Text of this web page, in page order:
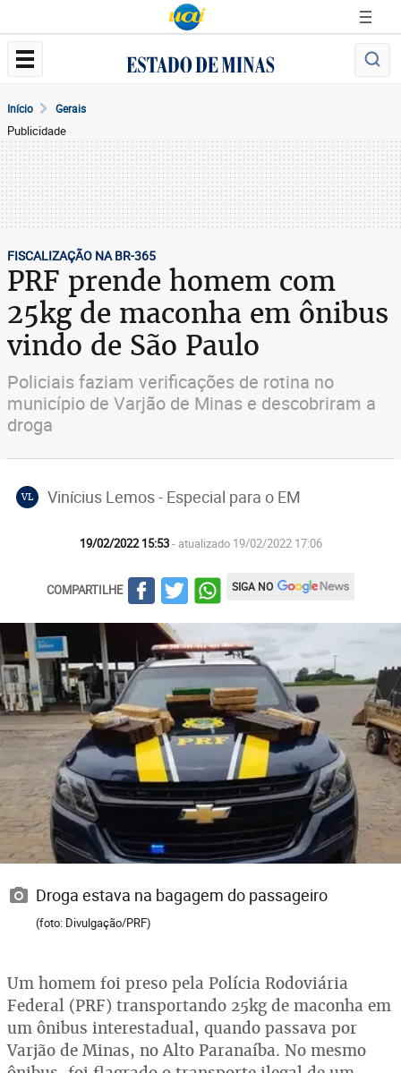
Início Gerais
Publicidade
FISCALIZAÇÃO NA BR-365
PRF prende homem com
25kg de maconha em ônibus
vindo de São Paulo
Policiais faziam verificações de rotina no
município de Varjão de Minas e descobriram a
droga
VL Vinícius Lemos - Especial para o EM
19/02/2022 15:53- atualizado 19/02/2022 17:06
COMPARTILHE SIGA NO
Droga estava na bagagem do passageiro
(foto: Divulgação/PRF)
Um homem foi preso pela Polícia Rodoviária
Federal (PRF) transportando 25kg de maconha em
um ônibus interestadual, quando passava por
Varjão de Minas, no Alto Paranaíba. No mesmo